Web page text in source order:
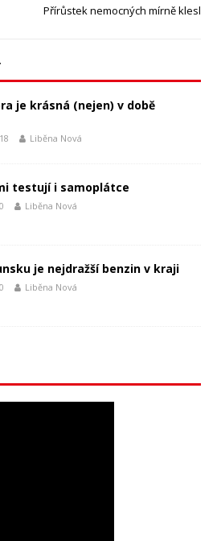
Přírůstek nemocných mírně klesl
je krásná (nejen) v době
Liběna Nová
testují i samoplátce
Liběna Nová
je nejdražší benzin v kraji
Liběna Nová